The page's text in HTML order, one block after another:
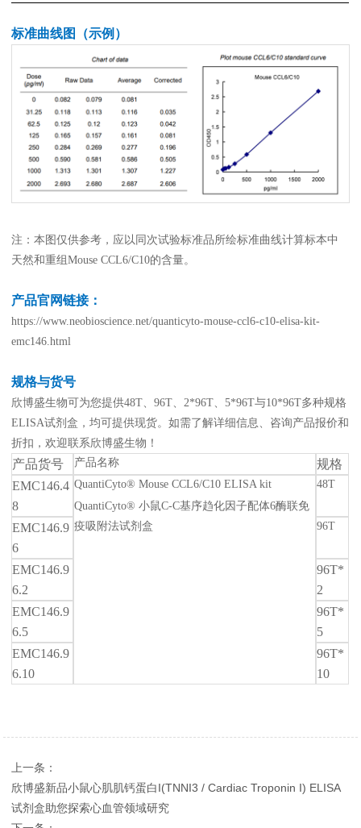
标准曲线图（示例）
注：本图仅供参考，应以同次试验标准品所绘标准曲线计算标本中
天然和重组Mouse CCL6/C10的含量。
产品官网链接：
https://www.neobioscience.net/quanticyto-mouse-ccl6-c10-elisa-kit-
emc146.html
规格与货号
欣博盛生物可为您提供48T、96T、2*96T、5*96T与10*96T多种规格
ELISA试剂盒，均可提供现货。如需了解详细信息、咨询产品报价和
折扣，欢迎联系欣博盛生物！
产品货号 产品名称
规格
EMC146.4
8
QuantiCyto® Mouse CCL6/C10 ELISA kit
QuantiCyto® 小鼠C-C基序趋化因子配体6酶联免
疫吸附法试剂盒
48T
EMC146.9
6
96T
EMC146.9
6.2
96T*
2
EMC146.9
6.5
96T*
5
EMC146.9
6.10
96T*
10
上一条：
欣博盛新品小鼠心肌肌钙蛋白I(TNNI3 / Cardiac Troponin I) ELISA
试剂盒助您探索心血管领域研究